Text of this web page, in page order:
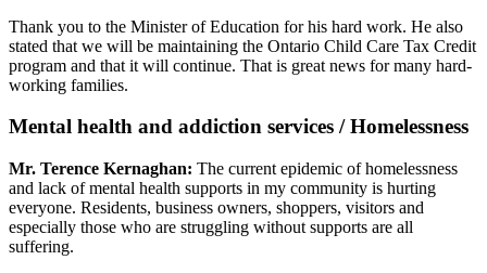
Thank you to the Minister of Education for his hard work. He also
stated that we will be maintaining the Ontario Child Care Tax Credit
program and that it will continue. That is great news for many hard-
working families.
Mental health and addiction services / Homelessness
Mr. Terence Kernaghan: The current epidemic of homelessness
and lack of mental health supports in my community is hurting
everyone. Residents, business owners, shoppers, visitors and
especially those who are struggling without supports are all
suffering.